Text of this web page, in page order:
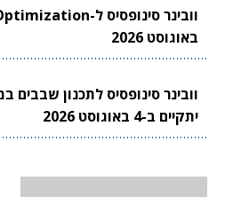
באוגוסט 2026
יתקיים ב-4 באוגוסט 2026